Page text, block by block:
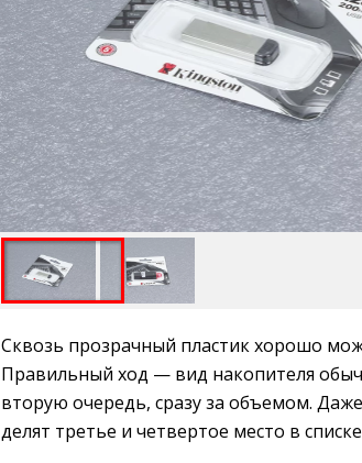
Сквозь прозрачный пластик хорошо
Правильный ход — вид накопителя
вторую очередь, сразу за объемом.
делят третье и четвертое место в